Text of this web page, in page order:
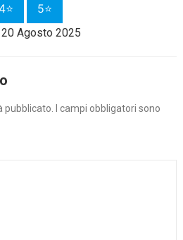
4⭐ 5⭐
20 Agosto 2025
pubblicato.
I campi obbligatori sono